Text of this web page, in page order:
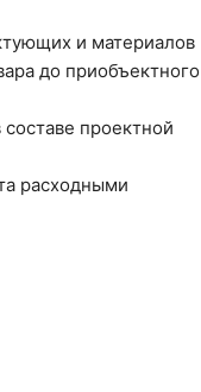
и материалов
до приобъектного
проектной
расходными